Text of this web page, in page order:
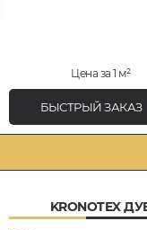
Цена за 1 м²
БЫСТРЫЙ ЗАКАЗ
KRONOTEX